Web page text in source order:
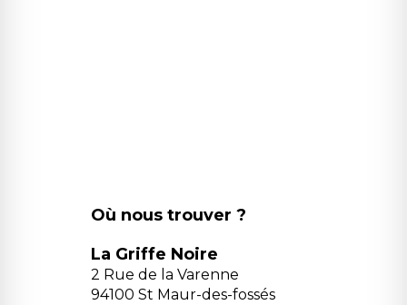
Où nous trouver ?
La Griffe Noire
2 Rue de la Varenne
94100 St Maur-des-fossés